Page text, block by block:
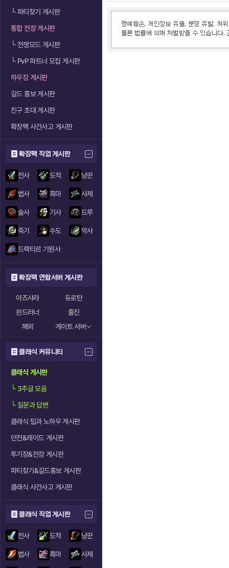
└파티찾기 게시판
통합 전장 게시판
└전쟁모드 게시판
└PvP 파트너 모집 게시판
하우징 게시판
길드 홍보 게시판
친구 초대 게시판
확장팩 사건사고 게시판
확장팩 직업 게시판
전사 도적 냥꾼
법사 흑마 사제
술사 기사 드루
죽기 수도 악사
드랙티르 기원사
확장팩 연합서버 게시판
아즈샤라
듀로탄
윈드러너
줄진
해외
게이트 서버
클래식 커뮤니티
클래식 게시판
└3추글 모음
└질문과 답변
클래식 팁과 노하우 게시판
던전&레이드 게시판
투기장&전장 게시판
파티찾기&길드홍보 게시판
클래식 사건사고 게시판
클래식 직업 게시판
전사 도적 냥꾼
법사 흑마 사제